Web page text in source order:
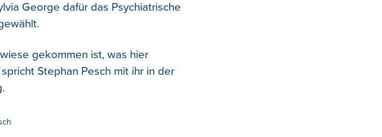
George dafür das Psychiatrische
gekommen ist, was hier
Stephan Pesch mit ihr in der